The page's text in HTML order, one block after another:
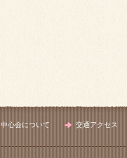
中心会について 交通アクセス